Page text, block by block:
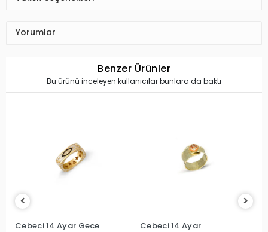
Yorumlar
Benzer Ürünler
Bu ürünü inceleyen kullanıcılar bunlara da baktı
Cebeci 14 Ayar Gece
Cebeci 14 Ayar